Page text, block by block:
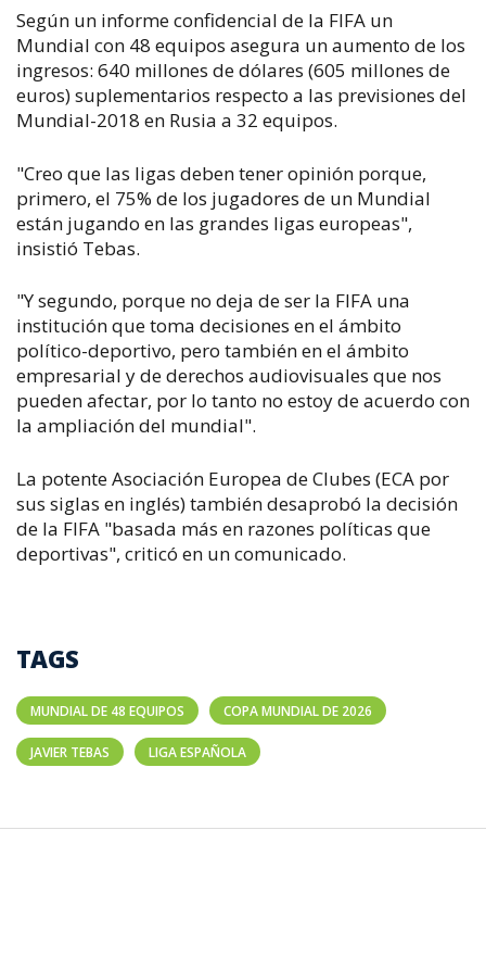
Según un informe confidencial de la FIFA un
Mundial con 48 equipos asegura un aumento de los
ingresos: 640 millones de dólares (605 millones de
euros) suplementarios respecto a las previsiones del
Mundial-2018 en Rusia a 32 equipos.
"Creo que las ligas deben tener opinión porque,
primero, el 75% de los jugadores de un Mundial
están jugando en las grandes ligas europeas",
insistió Tebas.
"Y segundo, porque no deja de ser la FIFA una
institución que toma decisiones en el ámbito
político-deportivo, pero también en el ámbito
empresarial y de derechos audiovisuales que nos
pueden afectar, por lo tanto no estoy de acuerdo con
la ampliación del mundial".
La potente Asociación Europea de Clubes (ECA por
sus siglas en inglés) también desaprobó la decisión
de la FIFA "basada más en razones políticas que
deportivas", criticó en un comunicado.
TAGS
MUNDIAL DE 48 EQUIPOS COPA MUNDIAL DE 2026
JAVIER TEBAS LIGA ESPAÑOLA